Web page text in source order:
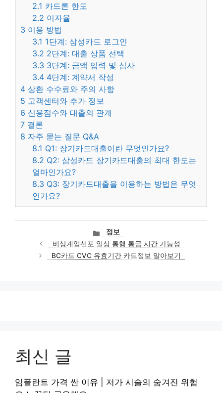
2.1 카드론 한도
2.2 이자율
3 이용 방법
3.1 1단계: 삼성카드 로그인
3.2 2단계: 대출 상품 선택
3.3 3단계: 금액 입력 및 심사
3.4 4단계: 계약서 작성
4 상환 수수료와 주의 사항
5 고객센터와 추가 정보
6 신용점수와 대출의 관계
7 결론
8 자주 묻는 질문 Q&A
8.1 Q1: 장기카드대출이란 무엇인가요?
8.2 Q2: 삼성카드 장기카드대출의 최대 한도는
얼마인가요?
8.3 Q3: 장기카드대출을 이용하는 방법은 무엇
인가요?
카
테
고
리
정보
비상계엄선포 일상 통행 통금 시간 가능성
BC카드 CVC 유효기간 카드정보 알아보기
최신 글
임플란트 가격 싼 이유 | 저가 시술의 숨겨진 위험